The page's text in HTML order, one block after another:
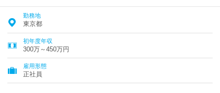
勤務地
東京都
初年度年収
300万～450万円
雇用形態
正社員